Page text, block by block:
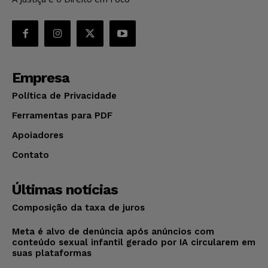
Empresa
Política de Privacidade
Ferramentas para PDF
Apoiadores
Contato
Últimas notícias
Composição da taxa de juros
Meta é alvo de denúncia após anúncios com
conteúdo sexual infantil gerado por IA circularem em
suas plataformas